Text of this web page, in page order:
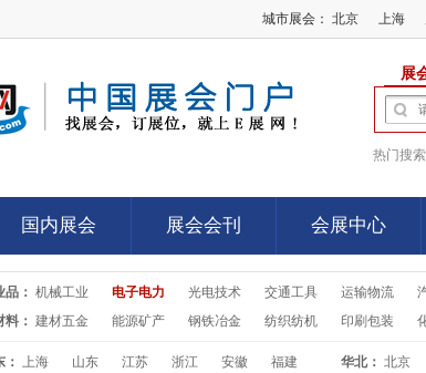
城市展会： 北京 上海
展
热门搜索
国内展会
国内展会
展会会刊
展会会刊
会展中心
会展中心
品： 机械工业 电子电力 光电技术 交通工具 运输物流
料： 建材五金 能源矿产 钢铁冶金 纺织纺机 印刷包装
： 上海 山东 江苏 浙江 安徽 福建 华北： 北京